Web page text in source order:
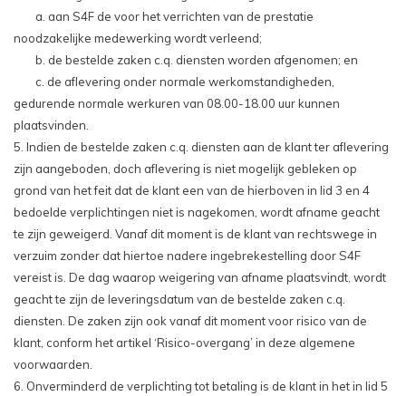
a. aan S4F de voor het verrichten van de prestatie
noodzakelijke medewerking wordt verleend;
b. de bestelde zaken c.q. diensten worden afgenomen; en
c. de aflevering onder normale werkomstandigheden,
gedurende normale werkuren van 08.00-18.00 uur kunnen
plaatsvinden.
5. Indien de bestelde zaken c.q. diensten aan de klant ter aflevering
zijn aangeboden, doch aflevering is niet mogelijk gebleken op
grond van het feit dat de klant een van de hierboven in lid 3 en 4
bedoelde verplichtingen niet is nagekomen, wordt afname geacht
te zijn geweigerd. Vanaf dit moment is de klant van rechtswege in
verzuim zonder dat hiertoe nadere ingebrekestelling door S4F
vereist is. De dag waarop weigering van afname plaatsvindt, wordt
geacht te zijn de leveringsdatum van de bestelde zaken c.q.
diensten. De zaken zijn ook vanaf dit moment voor risico van de
klant, conform het artikel ‘Risico-overgang’ in deze algemene
voorwaarden.
6. Onverminderd de verplichting tot betaling is de klant in het in lid 5